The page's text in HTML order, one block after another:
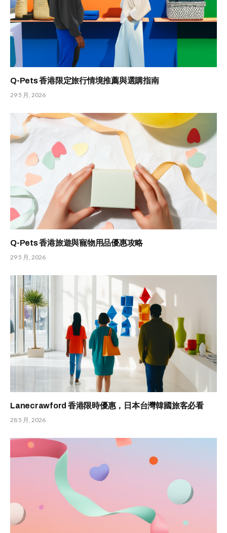
Q-Pets 香港限定旅行情境推薦與選購指南
29 5 月, 2026
Q-Pets 香港旅遊與寵物用品優惠攻略
29 5 月, 2026
Lanecrawford 香港限時優惠，日本台灣韓國旅客必看
28 5 月, 2026